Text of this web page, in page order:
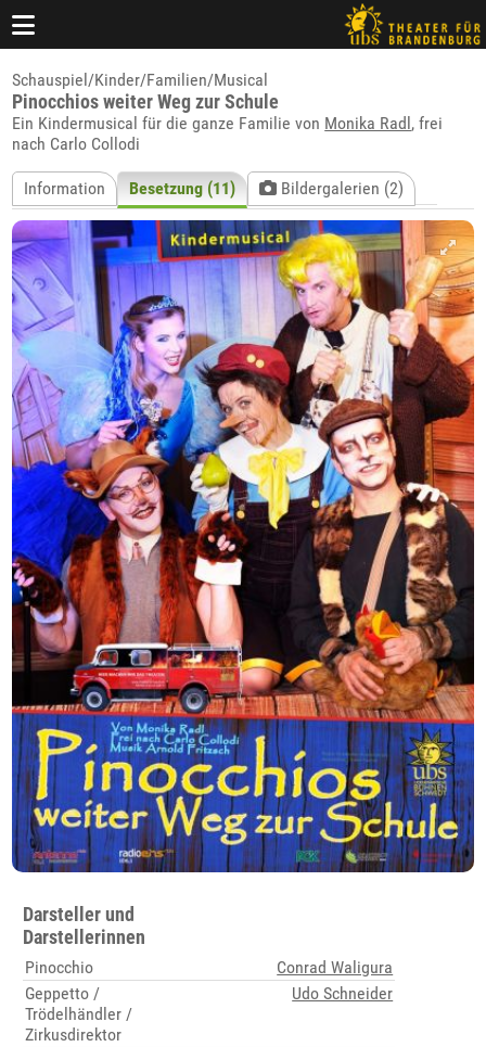
Schauspiel/Kinder/Familien/Musical
Pinocchios weiter Weg zur Schule
Ein Kindermusical für die ganze Familie von Monika Radl, frei
nach Carlo Collodi
Information Besetzung (11) Bildergalerien (2)
Darsteller und
Darstellerinnen
Pinocchio
Conrad Waligura
Geppetto /
Trödelhändler /
Zirkusdirektor
Udo Schneider